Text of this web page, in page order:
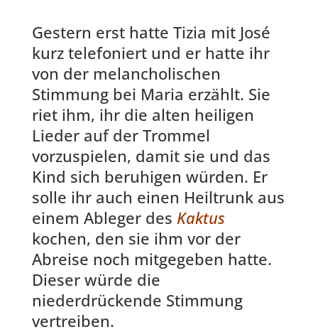
Gestern erst hatte Tizia mit José
kurz telefoniert und er hatte ihr
von der melancholischen
Stimmung bei Maria erzählt. Sie
riet ihm, ihr die alten heiligen
Lieder auf der Trommel
vorzuspielen, damit sie und das
Kind sich beruhigen würden. Er
solle ihr auch einen Heiltrunk aus
einem Ableger des Kaktus
kochen, den sie ihm vor der
Abreise noch mitgegeben hatte.
Dieser würde die
niederdrückende Stimmung
vertreiben.